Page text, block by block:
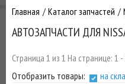
Главная Каталог запчастей
АВТОЗАПЧАСТИ ДЛЯ
Страница 1 из 1 На странице: 1
Отобразить товары:
на
РАСХОДНИКИ,
ЗАПЧАСТИ К
ЗАКАЗУ ЧЕРЕЗ